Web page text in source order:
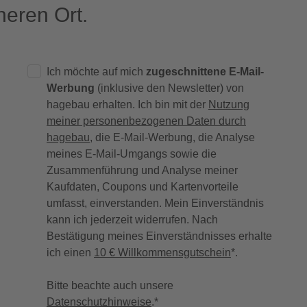
Ort.
Ich möchte auf mich zugeschnittene E-Mail-
Werbung (inklusive den Newsletter) von
hagebau erhalten. Ich bin mit der Nutzung
meiner personenbezogenen Daten durch
hagebau, die E-Mail-Werbung, die Analyse
meines E-Mail-Umgangs sowie die
Zusammenführung und Analyse meiner
Kaufdaten, Coupons und Kartenvorteile
umfasst, einverstanden. Mein Einverständnis
kann ich jederzeit widerrufen. Nach
Bestätigung meines Einverständnisses erhalte
ich einen 10 € Willkommensgutschein*.
Bitte beachte auch unsere
Datenschutzhinweise.